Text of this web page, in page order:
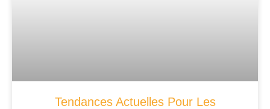
Tendances Actuelles Pour Les